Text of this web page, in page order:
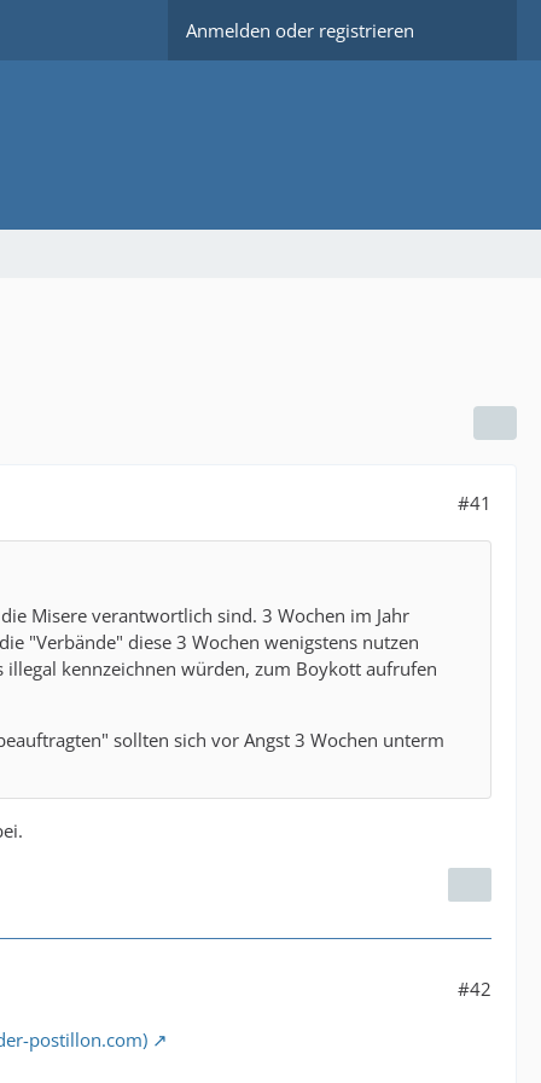
Anmelden oder registrieren
#41
Misere verantwortlich sind. 3 Wochen im Jahr
"Verbände" diese 3 Wochen wenigstens nutzen
kennzeichnen würden, zum Boykott aufrufen
sollten sich vor Angst 3 Wochen unterm
#42
postillon.com)